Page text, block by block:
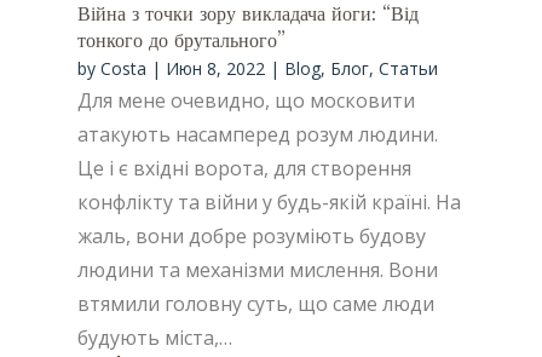
Війна з точки зору викладача йоги: “Від
тонкого до брутального”
by Costa | Июн 8, 2022| Blog, Блог, Статьи
Для мене очевидно, що московити
атакують насамперед розум людини.
Це і є вхідні ворота, для створення
конфлікту та війни у будь-якій країні. На
жаль, вони добре розуміють будову
людини та механізми мислення. Вони
втямили головну суть, що саме люди
будують міста,…